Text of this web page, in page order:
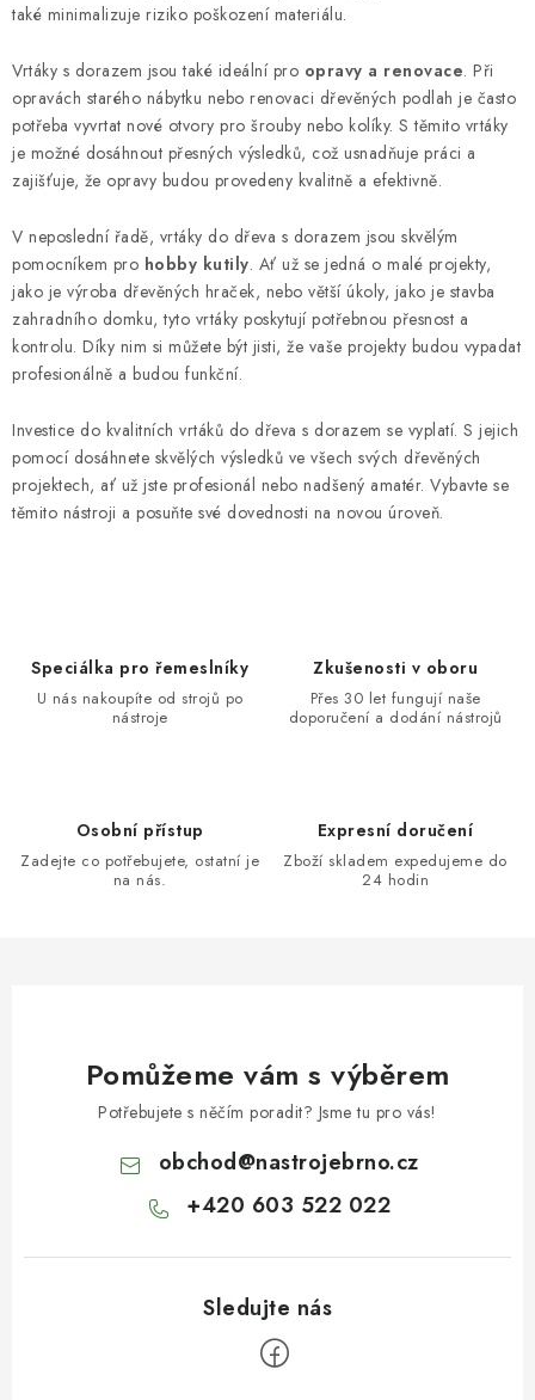
také minimalizuje riziko poškození materiálu.
Vrtáky s dorazem jsou také ideální pro opravy a renovace. Při
opravách starého nábytku nebo renovaci dřevěných podlah je často
potřeba vyvrtat nové otvory pro šrouby nebo kolíky. S těmito vrtáky
je možné dosáhnout přesných výsledků, což usnadňuje práci a
zajišťuje, že opravy budou provedeny kvalitně a efektivně.
V neposlední řadě, vrtáky do dřeva s dorazem jsou skvělým
pomocníkem pro hobby kutily. Ať už se jedná o malé projekty,
jako je výroba dřevěných hraček, nebo větší úkoly, jako je stavba
zahradního domku, tyto vrtáky poskytují potřebnou přesnost a
kontrolu. Díky nim si můžete být jisti, že vaše projekty budou vypadat
profesionálně a budou funkční.
Investice do kvalitních vrtáků do dřeva s dorazem se vyplatí. S jejich
pomocí dosáhnete skvělých výsledků ve všech svých dřevěných
projektech, ať už jste profesionál nebo nadšený amatér. Vybavte se
těmito nástroji a posuňte své dovednosti na novou úroveň.
Speciálka pro řemeslníky
U nás nakoupíte od strojů po
nástroje
Zkušenosti v oboru
Přes 30 let fungují naše
doporučení a dodání nástrojů
Osobní přístup
Zadejte co potřebujete, ostatní je
na nás.
Expresní doručení
Zboží skladem expedujeme do
24 hodin
Pomůžeme vám s výběrem
Potřebujete s něčím poradit? Jsme tu pro vás!
obchod@nastrojebrno.cz
+420 603 522 022